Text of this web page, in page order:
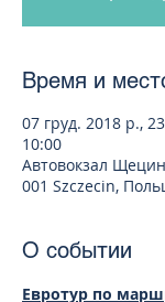
Время и
07 груд. 2018 р.,
10:00
Автовокзал
001 Szczecin,
О событии
Евротур по